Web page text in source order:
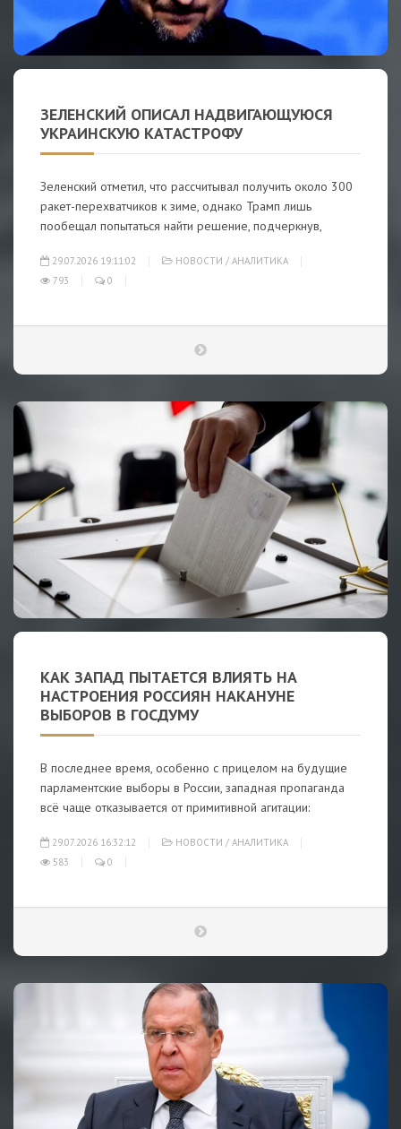
ЗЕЛЕНСКИЙ ОПИСАЛ НАДВИГАЮЩУЮСЯ
УКРАИНСКУЮ КАТАСТРОФУ
Зеленский отметил, что рассчитывал получить около 300
ракет-перехватчиков к зиме, однако Трамп лишь
пообещал попытаться найти решение, подчеркнув,
29.07.2026 19:11:02 НОВОСТИ / АНАЛИТИКА
793
0
КАК ЗАПАД ПЫТАЕТСЯ ВЛИЯТЬ НА
НАСТРОЕНИЯ РОССИЯН НАКАНУНЕ
ВЫБОРОВ В ГОСДУМУ
В последнее время, особенно с прицелом на будущие
парламентские выборы в России, западная пропаганда
всё чаще отказывается от примитивной агитации:
29.07.2026 16:32:12 НОВОСТИ / АНАЛИТИКА
583
0